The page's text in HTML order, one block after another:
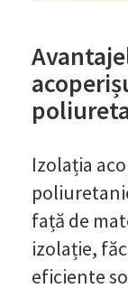
Izolația
față de
izolație,
eficiente